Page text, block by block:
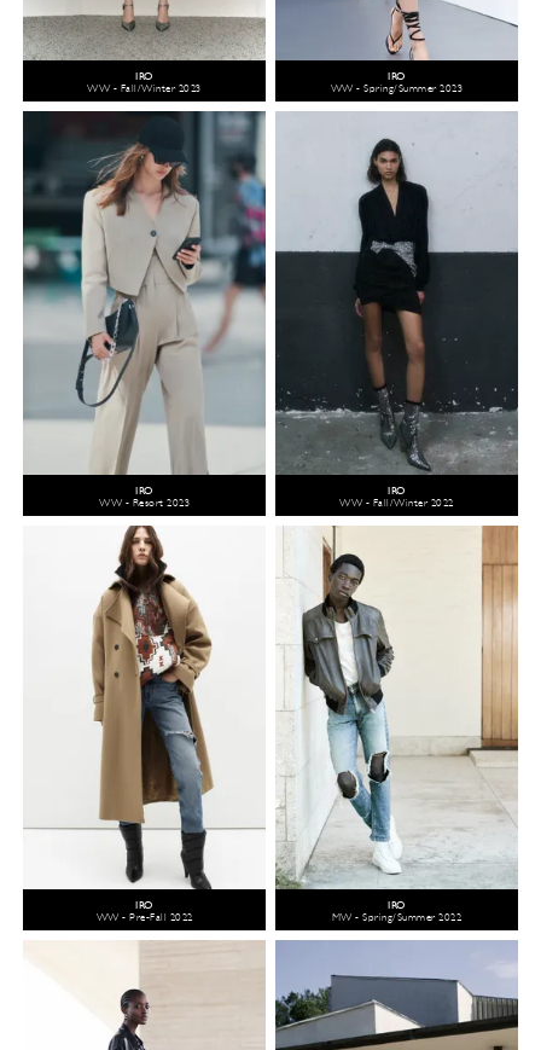
IRO
WW - Fall/Winter 2023
IRO
WW - Spring/Summer 2023
IRO
WW - Resort 2023
IRO
WW - Fall/Winter 2022
IRO
WW - Pre-Fall 2022
IRO
MW - Spring/Summer 2022